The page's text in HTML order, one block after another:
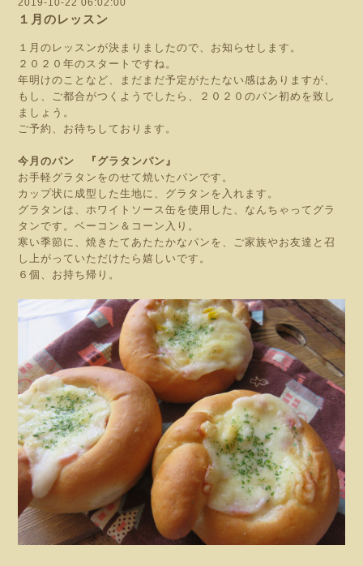
2019-10-22 06:02:00
１月のレッスン
１月のレッスンが決まりましたので、お知らせします。
２０２０年のスタートですね。
年明けのことなど、まだまだ予定がたたない感はありますが、
もし、ご都合がつくようでしたら、２０２０のパン初めを致し
ましょう。
ご予約、お待ちしております。
今月のパン 『グラタンパン』
お手軽グラタンをのせて焼いたパンです。
カップ状に成型した生地に、グラタンを入れます。
グラタンは、ホワイトソース缶を使用した、なんちゃってグラ
タンです。ベーコン＆コーン入り。
寒い季節に、焼きたてあたたかなパンを、ご家族やお友達と召
し上がっていただけたら嬉しいです。
６個、お持ち帰り。